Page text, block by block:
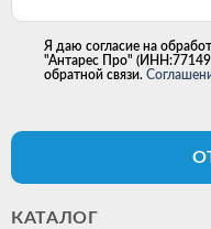
Я даю согласие на
"Антарес Про"
обратной связи.
КАТАЛОГ